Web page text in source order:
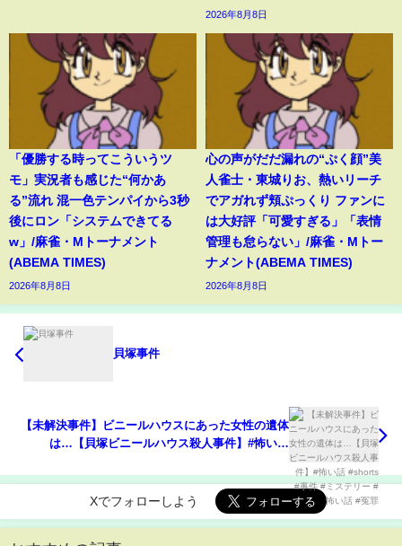
2026年8月8日
「優勝する時ってこういうツ
モ」実況者も感じた“何かあ
る”流れ 混一色テンパイから3秒
後にロン「システムできてる
w」/麻雀・Mトーナメント
(ABEMA TIMES)
2026年8月8日
心の声がだだ漏れの“ぷく顔”美
人雀士・東城りお、熱いリーチ
でアガれず頬ぷっくり ファンに
は大好評「可愛すぎる」「表情
管理も怠らない」/麻雀・Mトー
ナメント(ABEMA TIMES)
2026年8月8日
貝塚事件
【未解決事件】ビニールハウスにあった女性の遺体
は…【貝塚ビニールハウス殺人事件】#怖い話
Xでフォローしよう